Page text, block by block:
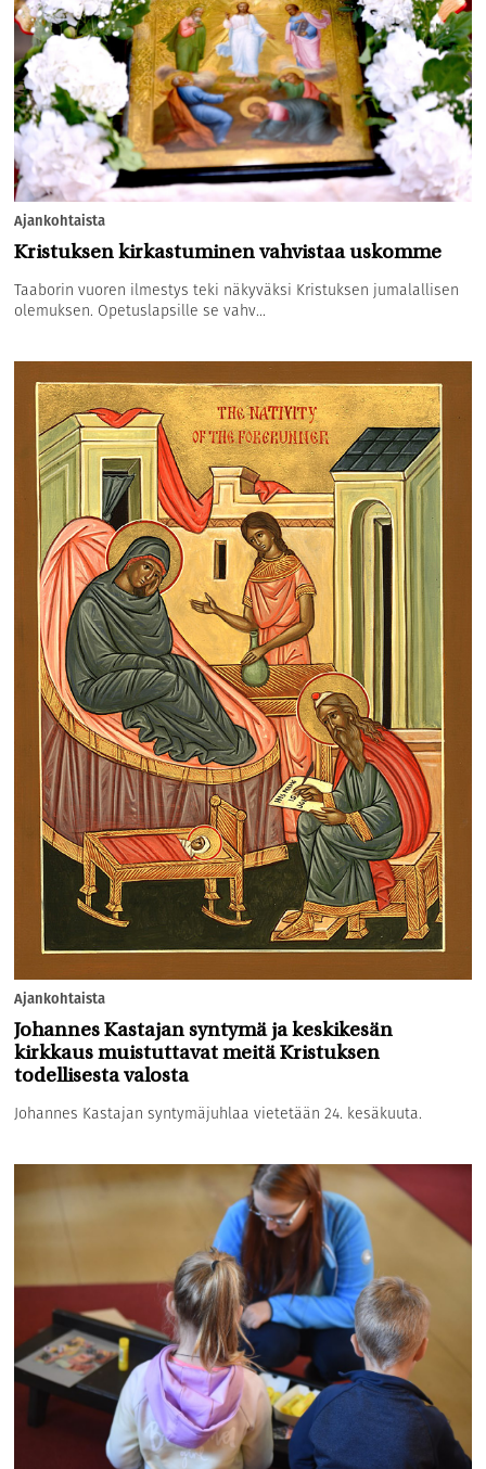
Ajankohtaista
Kristuksen kirkastuminen vahvistaa uskomme
Taaborin vuoren ilmestys teki näkyväksi Kristuksen jumalallisen
olemuksen. Opetuslapsille se vahv...
Ajankohtaista
Johannes Kastajan syntymä ja keskikesän
kirkkaus muistuttavat meitä Kristuksen
todellisesta valosta
Johannes Kastajan syntymäjuhlaa vietetään 24. kesäkuuta.